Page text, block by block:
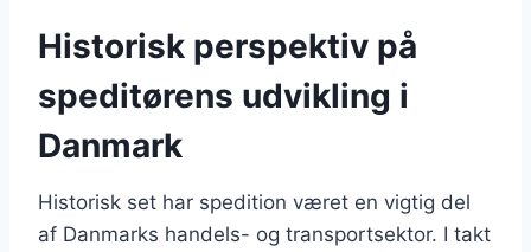
Historisk perspektiv på
speditørens udvikling i
Danmark
Historisk set har spedition været en vigtig del
af Danmarks handels- og transportsektor. I takt